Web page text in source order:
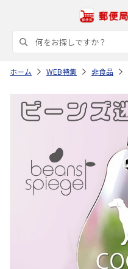
ホーム WEB特集 非食品